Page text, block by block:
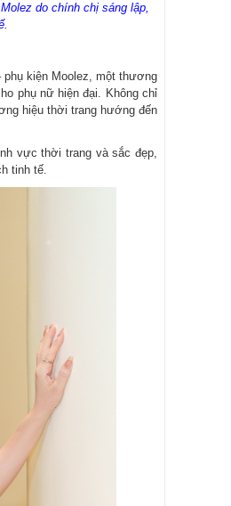
do chính chị sáng lập,
kiện Moolez, một thương
phụ nữ hiện đại. Không chỉ
hiệu thời trang hướng đến
vực thời trang và sắc đẹp,
tinh tế.